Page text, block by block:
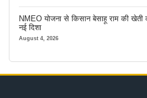
NMEO योजना से किसान बेसाहू राम की खेती
नई दिशा
August 4, 2026